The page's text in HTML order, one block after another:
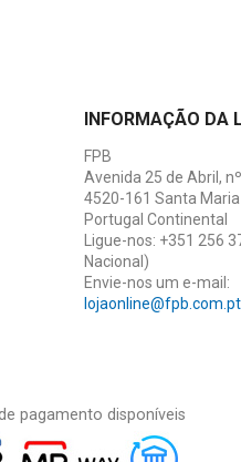
INFORMAÇÃO DA
FPB
Avenida 25 de Abril,
4520-161 Santa Maria
Portugal Continental
Ligue-nos: +351 256
Nacional)
Envie-nos um e-mail:
lojaonline@fpb.com.pt
pagamento disponíveis